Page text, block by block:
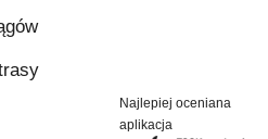
Najlepiej oceniana
aplikacja